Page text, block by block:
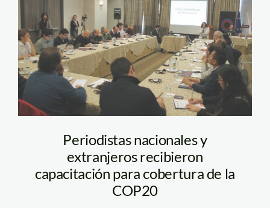
Periodistas nacionales y
extranjeros recibieron
capacitación para cobertura de la
COP20